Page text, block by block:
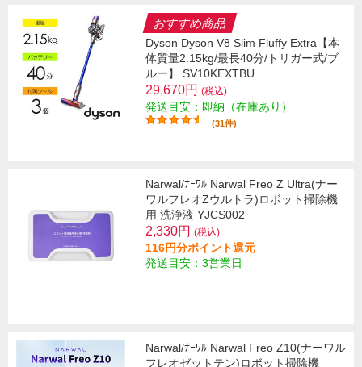
おすすめ商品
Dyson Dyson V8 Slim Fluffy Extra【本
体質量2.15kg/最長40分/トリガー式/ブ
ルー】 SV10KEXTBU
29,670円 (税込)
発送目安：即納（在庫あり）
(31件)
Narwal/ﾅｰﾜﾙ Narwal Freo Z Ultra(ナー
ワルフレオZウルトラ)ロボット掃除機
用 洗浄液 YJCS002
2,330円 (税込)
116円分ポイント還元
発送目安：3営業日
Narwal/ﾅｰﾜﾙ Narwal Freo Z10(ナーワル
フレオゼットテン)ロボット掃除機